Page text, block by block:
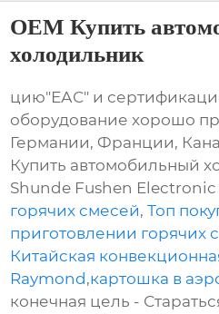
OEM Купить
холодильник
цию"ЕАС" и
оборудование хорошо
Германии, Франции,
Купить автомобильный
Shunde Fushen
горячих смесей,Топ
приготовлении горячих
Китайская
Raymond ,картошка в
конечная цель -